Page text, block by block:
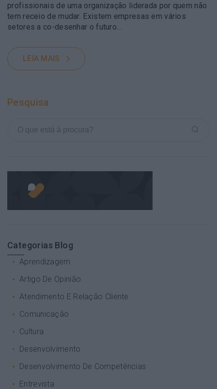
profissionais de uma organização liderada por quem não
tem receio de mudar. Existem empresas em vários
setores a co-desenhar o futuro...
LEIA MAIS
Pesquisa
Categorias Blog
Aprendizagem
Artigo De Opinião
Atendimento E Relação Cliente
Comunicação
Cultura
Desenvolvimento
Desenvolvimento De Competências
Entrevista